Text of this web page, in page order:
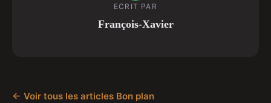
ECRIT PAR
François-Xavier
← Voir tous les articles Bon plan